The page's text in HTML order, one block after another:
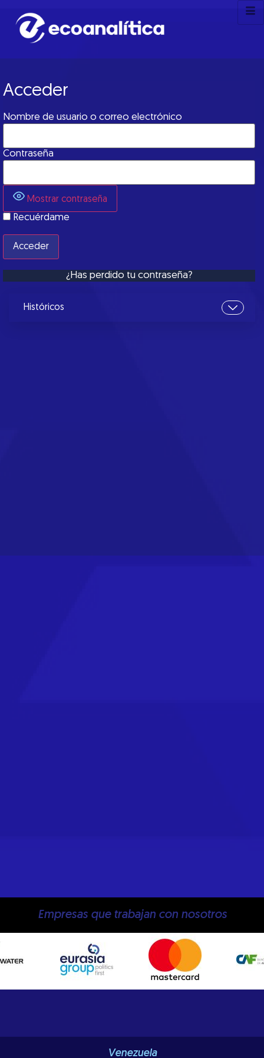
Acceder
Nombre de usuario o correo electrónico
Contraseña
Mostrar contraseña
Recuérdame
¿Has perdido tu contraseña?
Históricos
Empresas que trabajan con nosotros
Venezuela